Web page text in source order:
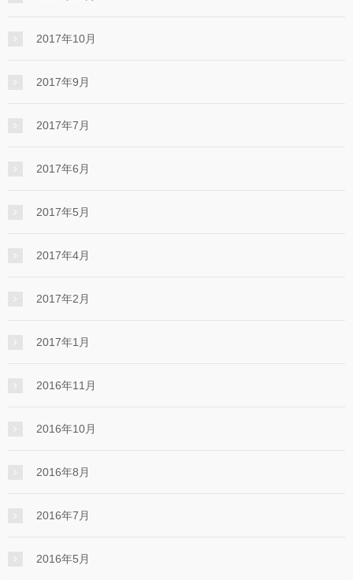
2017年10月
2017年9月
2017年7月
2017年6月
2017年5月
2017年4月
2017年2月
2017年1月
2016年11月
2016年10月
2016年8月
2016年7月
2016年5月